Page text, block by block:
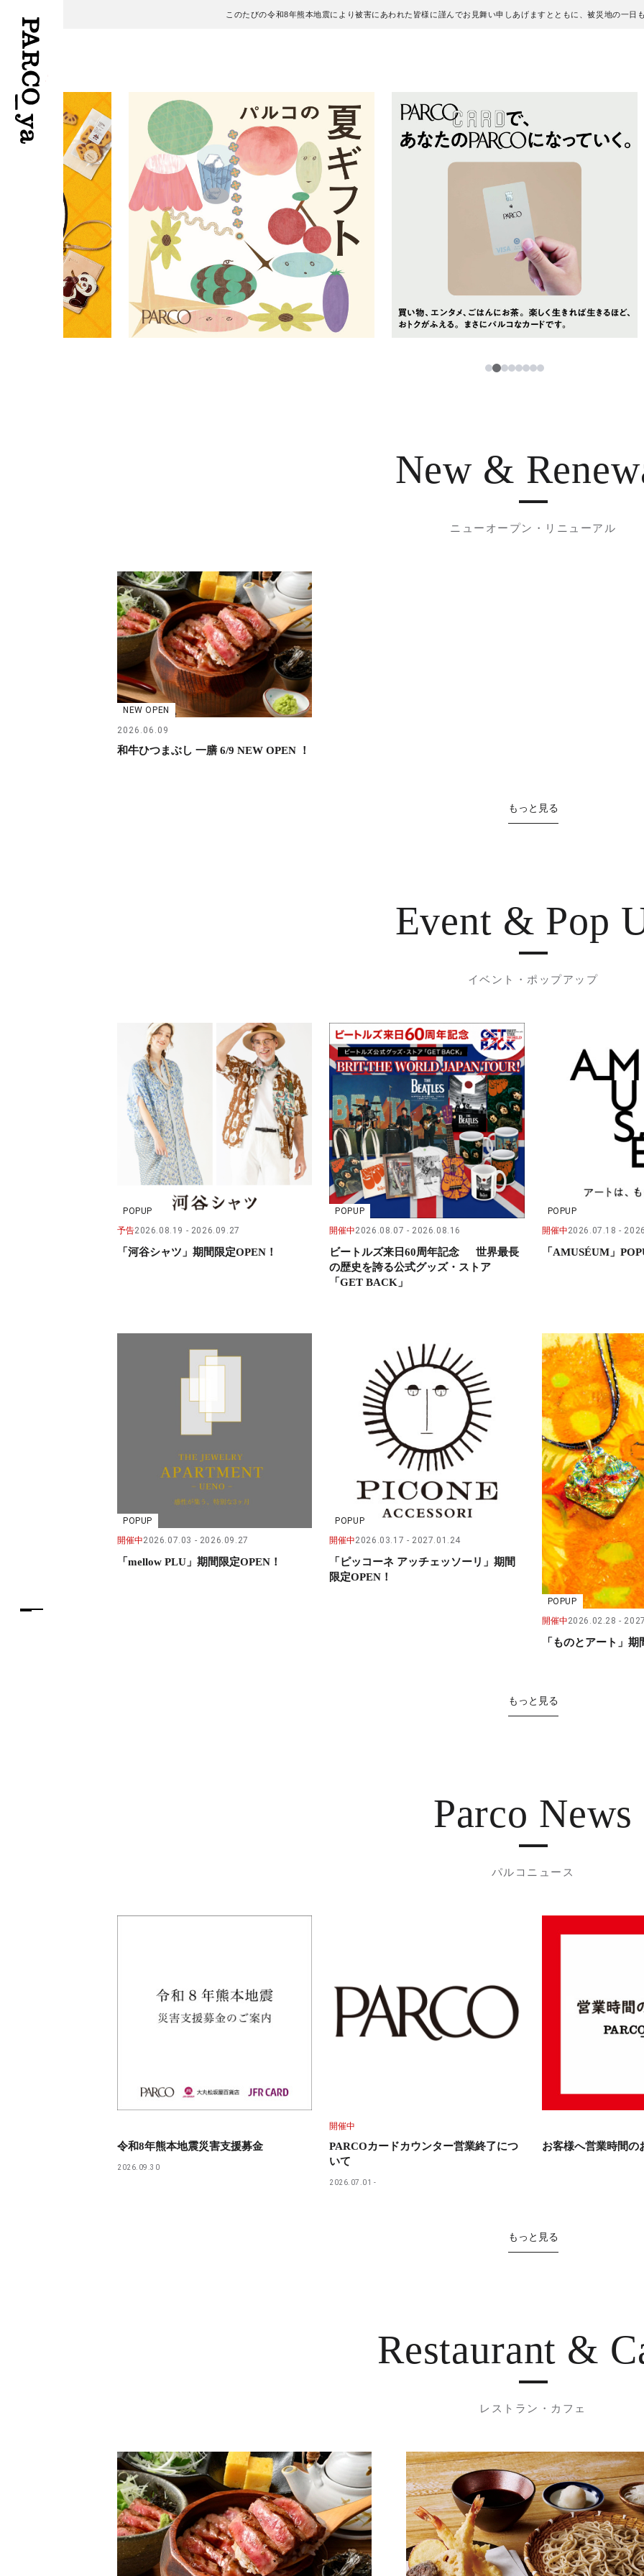
このたびの令和8年熊本地震により被害にあわれた皆様に謹んでお見舞い申しあげますとともに、被災地の一日
フロアガイド
施設案内・アクセス
イベント・ポップアップ
レストラン・カフェ
TAX FREE
PARCOメンバーズ
ENGLISH
繁体字
簡体字
ภาษาไทย
日本語
12345678
New &
ニューオープン・リニューアル
NEW OPEN
2026.06.09
和牛ひつまぶし 一膳 6/9 NEW OPEN ！
もっと見る
Event & Pop
イベント・ポップアップ
POPUP
予告2026.08.19 2026.09.27
「河谷シャツ」期間限定OPEN！
POPUP
開催中2026.08.07 2026.08.16
ビートルズ来日60周年記念 世界最長
の歴史を誇る公式グッズ・ストア
「GET BACK」
POPUP
開催中2026.07.18
「AMUSÉUM」
POPUP
開催中2026.07.03 2026.09.27
「mellow PLU」期間限定OPEN！
POPUP
開催中2026.03.17 2027.01.24
「ピッコーネ アッチェッソーリ」期間
限定OPEN！
POPUP
開催中2026.02.28
「ものとアート」
もっと見る
Parco News
パルコニュース
令和8年熊本地震災害支援募金
2026.09.30
開催中
PARCOカードカウンター営業終了につ
いて
2026.07.01
お客様へ営業時間の
もっと見る
Restaurant &
レストラン・カフェ